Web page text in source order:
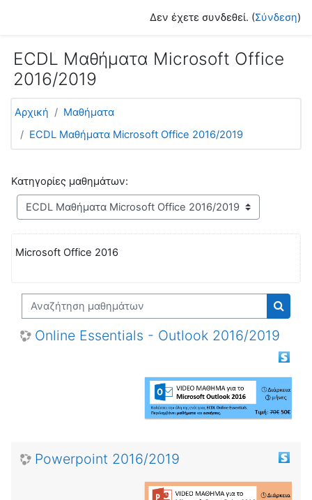
Δεν έχετε συνδεθεί. (Σύνδεση)
ECDL Μαθήματα Microsoft Office
2016/2019
Αρχική
Μαθήματα
ECDL Μαθήματα Microsoft Office 2016/2019
Κατηγορίες μαθημάτων:
Microsoft Office 2016
Αναζήτηση μαθημάτων
Online Essentials - Outlook 2016/2019
Powerpoint 2016/2019